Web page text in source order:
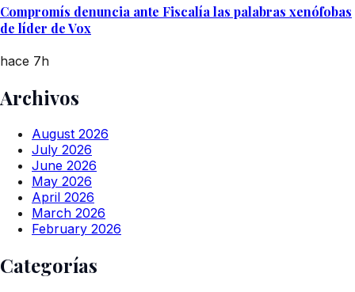
Compromís denuncia ante Fiscalía las palabras xenófobas
de líder de Vox
hace 7h
Archivos
August 2026
July 2026
June 2026
May 2026
April 2026
March 2026
February 2026
Categorías